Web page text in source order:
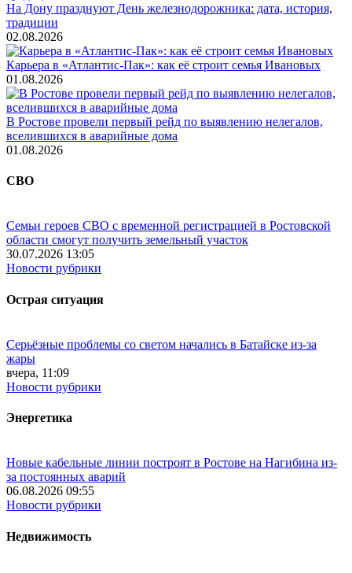
На Дону празднуют День железнодорожника: дата, история,
традиции
02.08.2026
Карьера в «Атлантис-Пак»: как её строит семья Ивановых
01.08.2026
В Ростове провели первый рейд по выявлению нелегалов,
вселившихся в аварийные дома
01.08.2026
СВО
Семьи героев СВО с временной регистрацией в Ростовской
области смогут получить земельный участок
30.07.2026 13:05
Новости рубрики
Острая ситуация
Серьёзные проблемы со светом начались в Батайске из-за
жары
вчера, 11:09
Новости рубрики
Энергетика
Новые кабельные линии построят в Ростове на Нагибина из-
за постоянных аварий
06.08.2026 09:55
Новости рубрики
Недвижимость